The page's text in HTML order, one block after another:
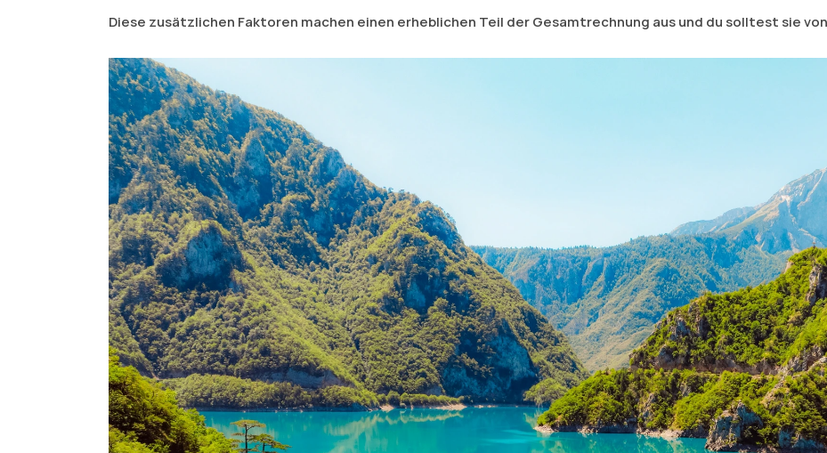
Diese zusätzlichen Faktoren machen einen erheblichen Teil der Gesamtrechnung aus und du solltest sie